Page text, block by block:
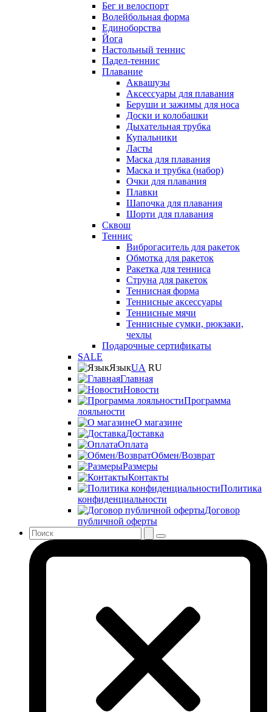
Бег и велоспорт
Волейбольная форма
Единоборства
Йога
Настольный теннис
Падел-теннис
Плавание
Аквашузы
Аксессуары для плавания
Беруши и зажимы для носа
Доски и колобашки
Дыхательная трубка
Купальники
Ласты
Маска для плавания
Маска и трубка (набор)
Очки для плавания
Плавки
Шапочка для плавания
Шорти для плавания
Сквош
Теннис
Виброгаситель для ракеток
Обмотка для ракеток
Ракетка для тенниса
Струна для ракеток
Теннисная форма
Теннисные аксессуары
Теннисные мячи
Теннисные сумки, рюкзаки,
чехлы
Подарочные сертификаты
SALE
ЯзыкUA RU
Главная
Новости
Программа
лояльности
О магазине
Доставка
Оплата
Обмен/Возврат
Размеры
Контакты
Политика
конфиденциальности
Договор
публичной оферты